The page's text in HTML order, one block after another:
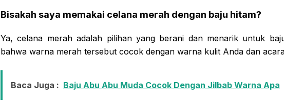
Bisakah saya memakai celana merah dengan baju hitam?
Ya, celana merah adalah pilihan yang berani dan menarik untuk
bahwa warna merah tersebut cocok dengan warna kulit Anda dan
Baca Juga : Baju Abu Abu Muda Cocok Dengan Jilbab Warna Apa